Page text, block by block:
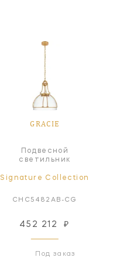
GRACIE
Подвесной
светильник
Signature Collection
CHC5482AB-CG
452 212 ₽
Под заказ